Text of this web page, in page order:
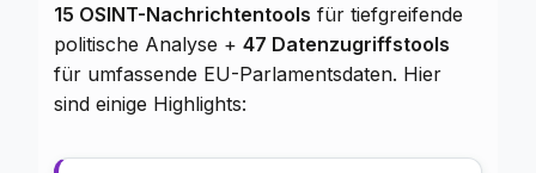
15 OSINT-Nachrichtentools für tiefgreifende
politische Analyse + 47 Datenzugriffstools
für umfassende EU-Parlamentsdaten. Hier
sind einige Highlights: